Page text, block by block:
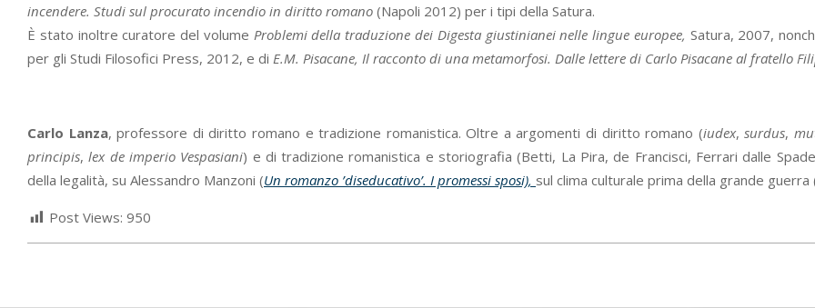
incendere. Studi sul procurato incendio in diritto romano (Napoli 2012) per i tipi della Satura.
È stato inoltre curatore del volume Problemi della traduzione dei Digesta giustinianei nelle lingue europee, Satura, 2007,
per gli Studi Filosofici Press, 2012, e di E.M. Pisacane, Il racconto di una metamorfosi. Dalle lettere di Carlo Pisacane al fratello
Carlo Lanza, professore di diritto romano e tradizione romanistica. Oltre a argomenti di diritto romano (iudex,surdus,
principis,lex de imperio Vespasiani) e di tradizione romanistica e storiografia (Betti, La Pira, de Francisci, Ferrari dalle
della legalità, su Alessandro Manzoni (Un romanzo ’diseducativo’. I promessi sposi), sul clima culturale prima della grande guerra
Post Views: 950